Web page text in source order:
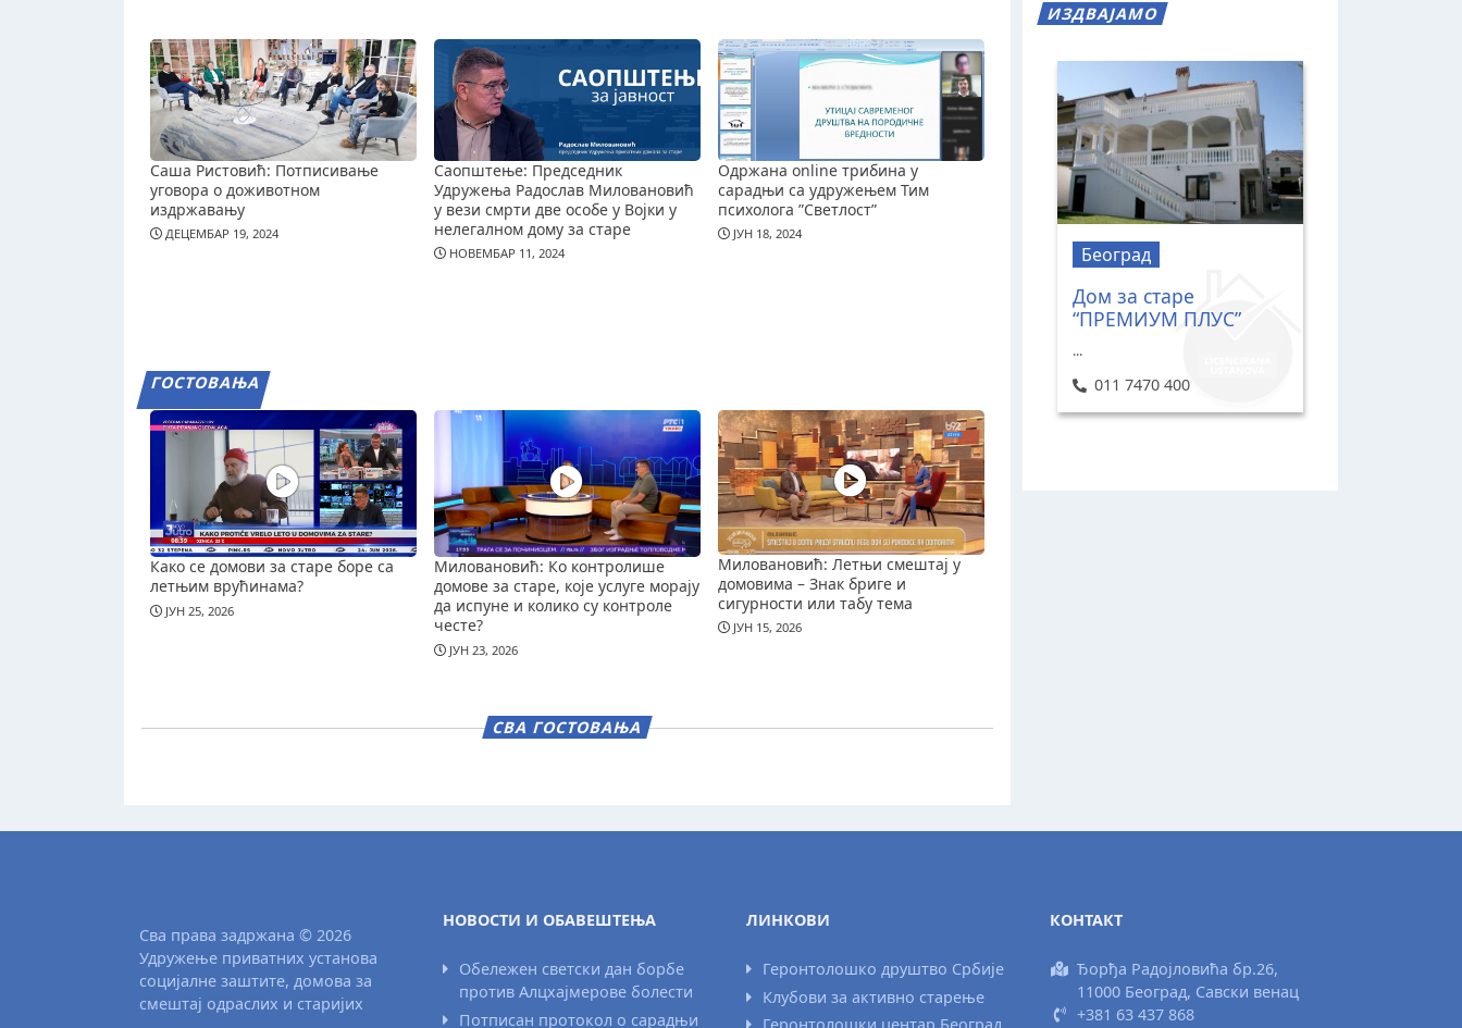
Саша Ристовић: Потписивање
уговора о доживотном
издржавању
ДЕЦЕМБАР 19, 2024
Саопштење: Председник
Удружења Радослав Миловановић
у вези смрти две особе у Војки у
нелегалном дому за старе
НОВЕМБАР 11, 2024
Одржана online трибина у
сарадњи са удружењем Тим
психолога ”Светлост”
ЈУН 18, 2024
ГОСТОВАЊА
Како се домови за старе боре са
летњим врућинама?
ЈУН 25, 2026
Миловановић: Ко контролише
домове за старе, које услуге морају
да испуне и колико су контроле
честе?
ЈУН 23, 2026
Миловановић: Летњи смештај у
домовима – Знак бриге и
сигурности или табу тема
ЈУН 15, 2026
СВА ГОСТОВАЊА
ИЗДВАЈАМО
Београд
Дом за старе
“ПРЕМИУМ ПЛУС”
...
011 7470 400
Сва права задржана © 2026
Удружење приватних установа
социјалне заштите, домова за
смештај одраслих и старијих
НОВОСТИ И ОБАВЕШТЕЊА
Обележен светски дан борбе
против Алцхајмерове болести
Потписан протокол о сарадњи
ЛИНКОВИ
Геронтолошко друштво Србије
Клубови за активно старење
КОНТАКТ
Ђорђа Радојловића бр.26,
11000 Београд, Савски венац
+381 63 437 868